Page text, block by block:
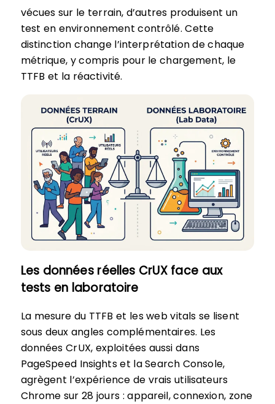
vécues sur le terrain, d’autres produisent un
test en environnement contrôlé. Cette
distinction change l’interprétation de chaque
métrique, y compris pour le chargement, le
TTFB et la réactivité.
Les données réelles CrUX face aux
tests en laboratoire
La mesure du TTFB et les web vitals se lisent
sous deux angles complémentaires. Les
données CrUX, exploitées aussi dans
PageSpeed Insights et la Search Console,
agrègent l’expérience de vrais utilisateurs
Chrome sur 28 jours : appareil, connexion, zone